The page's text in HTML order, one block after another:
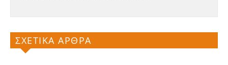
ΣΧΕΤΙΚΑ ΑΡΘΡΑ